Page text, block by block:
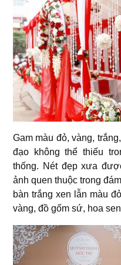
Gam màu đỏ, vàng,
đạo không thể thiếu
thống. Nét đẹp xưa
ảnh quen thuộc trong
bàn trắng xen lẫn màu
vàng, đồ gốm sứ, hoa